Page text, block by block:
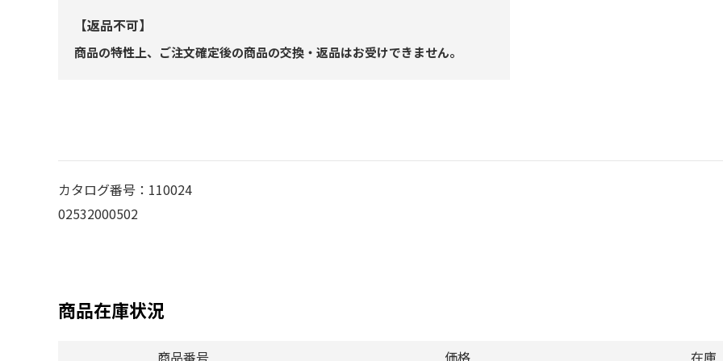
【返品不可】
商品の特性上、ご注文確定後の商品の交換・返品はお受けできません。
カタログ番号：110024
02532000502
商品在庫状況
商品番号 価格 在庫